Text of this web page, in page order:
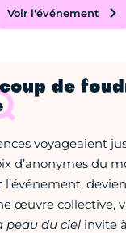
Voir l'événement
de
voyageaient
d’anonymes du
l’événement,
œuvre collective,
peau du ciel invite